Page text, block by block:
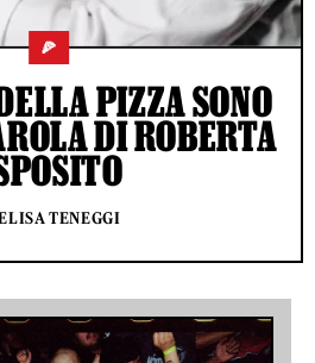
🍕
PIZZA SONO
DI ROBERTA
TENEGGI